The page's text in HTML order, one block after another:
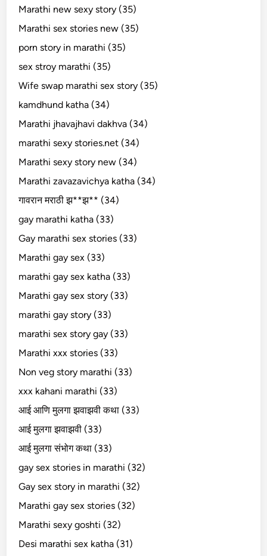
Marathi new sexy story (35)
Marathi sex stories new (35)
porn story in marathi (35)
sex stroy marathi (35)
Wife swap marathi sex story (35)
kamdhund katha (34)
Marathi jhavajhavi dakhva (34)
marathi sexy stories.net (34)
Marathi sexy story new (34)
Marathi zavazavichya katha (34)
गावरान मराठी झ**झ** (34)
gay marathi katha (33)
Gay marathi sex stories (33)
Marathi gay sex (33)
marathi gay sex katha (33)
Marathi gay sex story (33)
marathi gay story (33)
marathi sex story gay (33)
Marathi xxx stories (33)
Non veg story marathi (33)
xxx kahani marathi (33)
आई आणि मुलगा झवाझवी कथा (33)
आई मुलगा झवाझवी (33)
आई मुलगा संभोग कथा (33)
gay sex stories in marathi (32)
Gay sex story in marathi (32)
Marathi gay sex stories (32)
Marathi sexy goshti (32)
Desi marathi sex katha (31)